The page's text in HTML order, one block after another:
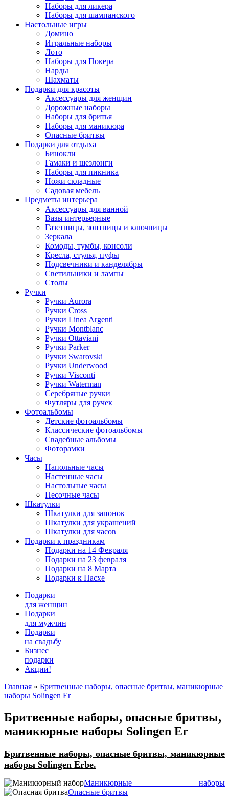
Наборы для ликера
Наборы для шампанского
Настольные игры
Домино
Игральные наборы
Лото
Наборы для Покера
Нарды
Шахматы
Подарки для красоты
Аксессуары для женщин
Дорожные наборы
Наборы для бритья
Наборы для маникюра
Опасные бритвы
Подарки для отдыха
Бинокли
Гамаки и шезлонги
Наборы для пикника
Ножи складные
Садовая мебель
Предметы интерьера
Аксессуары для ванной
Вазы интерьерные
Газетницы, зонтницы и ключницы
Зеркала
Комоды, тумбы, консоли
Кресла, стулья, пуфы
Подсвечники и канделябры
Светильники и лампы
Столы
Ручки
Ручки Aurora
Ручки Cross
Ручки Linea Argenti
Ручки Montblanc
Ручки Ottaviani
Ручки Parker
Ручки Swarovski
Ручки Underwood
Ручки Visconti
Ручки Waterman
Серебряные ручки
Футляры для ручек
Фотоальбомы
Детские фотоальбомы
Классические фотоальбомы
Свадебные альбомы
Фоторамки
Часы
Напольные часы
Настенные часы
Настольные часы
Песочные часы
Шкатулки
Шкатулки для запонок
Шкатулки для украшений
Шкатулки для часов
Подарки к праздникам
Подарки на 14 Февраля
Подарки на 23 февраля
Подарки на 8 Марта
Подарки к Пасхе
Подарки
для женщин
Подарки
для мужчин
Подарки
на свадьбу
Бизнес
подарки
Акции!
Главная » Бритвенные наборы, опасные бритвы, маникюрные
наборы Solingen Er
Бритвенные наборы, опасные бритвы,
маникюрные наборы Solingen Er
Бритвенные наборы, опасные бритвы, маникюрные
наборы Solingen Erbe.
Маникюрные наборы
Опасные бритвы